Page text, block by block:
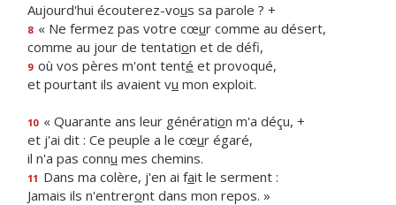
Aujourd'hui écouterez-vous sa parole ? +
8 « Ne fermez pas votre cœur comme au désert,
comme au jour de tentation et de défi,
9 où vos pères m'ont tenté et provoqué,
et pourtant ils avaient vu mon exploit.
10 « Quarante ans leur génération m'a déçu, +
et j'ai dit : Ce peuple a le cœur égaré,
il n'a pas connu mes chemins.
11 Dans ma colère, j'en ai fait le serment :
Jamais ils n'entreront dans mon repos. »